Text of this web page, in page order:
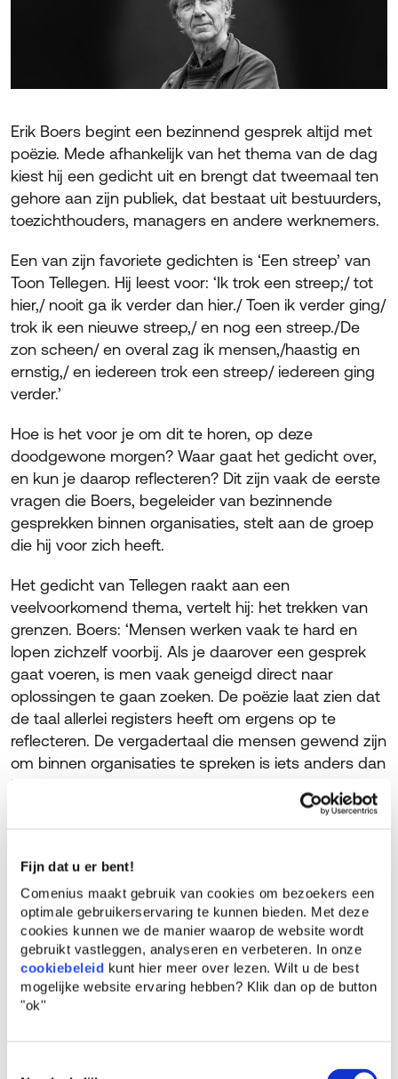
Fijn dat u er bent!
Comenius maakt gebruik van cookies om bezoekers een
optimale gebruikerservaring te kunnen bieden. Met deze
cookies kunnen we de manier waarop de website wordt
gebruikt vastleggen, analyseren en verbeteren. In onze
cookiebeleid kunt hier meer over lezen. Wilt u de best
mogelijke website ervaring hebben? Klik dan op de button
"ok''
Erik Boers begint een bezinnend gesprek altijd met
poëzie. Mede afhankelijk van het thema van de dag
kiest hij een gedicht uit en brengt dat tweemaal ten
gehore aan zijn publiek, dat bestaat uit bestuurders,
toezichthouders, managers en andere werknemers.
Een van zijn favoriete gedichten is ‘Een streep’ van
Toon Tellegen. Hij leest voor: ‘Ik trok een streep;/ tot
hier,/ nooit ga ik verder dan hier./ Toen ik verder ging/
trok ik een nieuwe streep,/ en nog een streep./De
zon scheen/ en overal zag ik mensen,/haastig en
ernstig,/ en iedereen trok een streep/ iedereen ging
verder.’
Hoe is het voor je om dit te horen, op deze
doodgewone morgen? Waar gaat het gedicht over,
en kun je daarop reflecteren? Dit zijn vaak de eerste
vragen die Boers, begeleider van bezinnende
gesprekken binnen organisaties, stelt aan de groep
die hij voor zich heeft.
Het gedicht van Tellegen raakt aan een
veelvoorkomend thema, vertelt hij: het trekken van
grenzen. Boers: ‘Mensen werken vaak te hard en
lopen zichzelf voorbij. Als je daarover een gesprek
gaat voeren, is men vaak geneigd direct naar
oplossingen te gaan zoeken. De poëzie laat zien dat
de taal allerlei registers heeft om ergens op te
reflecteren. De vergadertaal die mensen gewend zijn
om binnen organisaties te spreken is iets anders dan
bezinnende, meerduidige taal. Door een gedicht
word je uit je dagelijkse zijn getild, en ga je een
wordt heel wat nagedacht binnen organisaties,
vervolgt Boers, maar dat is vaak een instrumentele
manier van denken.